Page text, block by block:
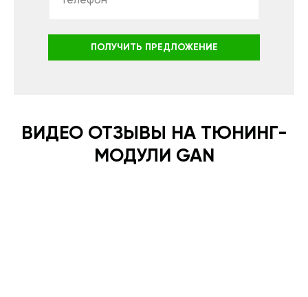
ПОЛУЧИТЬ ПРЕДЛОЖЕНИЕ
ВИДЕО ОТЗЫВЫ НА ТЮНИНГ-
МОДУЛИ GAN